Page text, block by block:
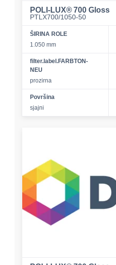
POLI‑LUX® 700 Gloss
PTLX700/1050-50
ŠIRINA ROLE
1.050 mm
filter.label.FARBTON-
NEU
prozirna
Površina
sjajni